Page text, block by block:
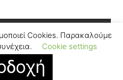
Instagram
Contact
Cookies. Παρακαλούμε
Cookie settings